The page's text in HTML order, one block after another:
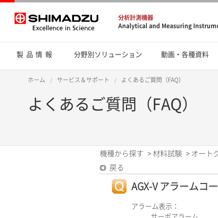
分析計測機器
Analytical and Measuring
製品情報 分野別ソリューション 動画・各種資料
ホーム サービス＆サポート よくあるご質問（FAQ）
よくあるご質問（FAQ）
機種から探す > 材料試験 > オート
戻る
AGX-V アラームコ
アラーム表示：
サーボアラーム